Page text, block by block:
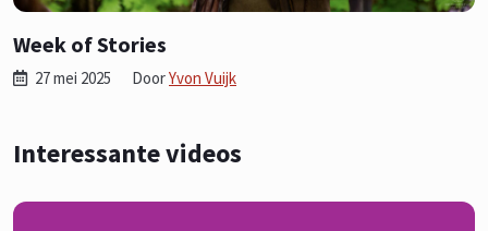
Week of Stories
27 mei 2025 DoorYvon Vuijk
Interessante videos